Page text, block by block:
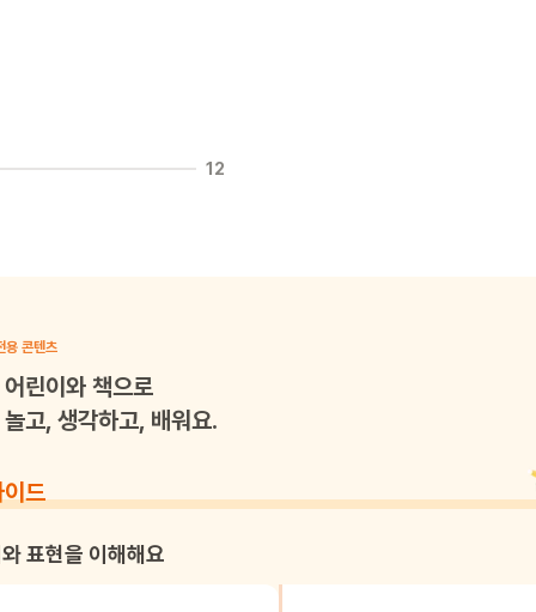
12
용 콘텐츠
어린이와 책으로
고, 생각하고, 배워요.
드
표현을 이해해요